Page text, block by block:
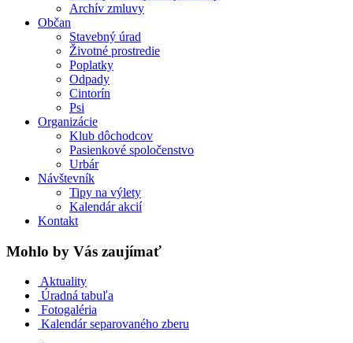
Archív zmluvy
Občan
Stavebný úrad
Životné prostredie
Poplatky
Odpady
Cintorín
Psi
Organizácie
Klub dôchodcov
Pasienkové spoločenstvo
Urbár
Návštevník
Tipy na výlety
Kalendár akcií
Kontakt
Mohlo by Vás zaujímať
Aktuality
Úradná tabuľa
Fotogaléria
Kalendár separovaného zberu